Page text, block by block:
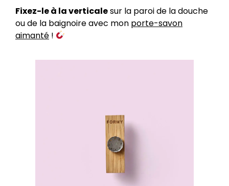
Fixez-le à la verticalesur la paroi de la douche
ou de la baignoire avec mon porte-savon
aimanté !